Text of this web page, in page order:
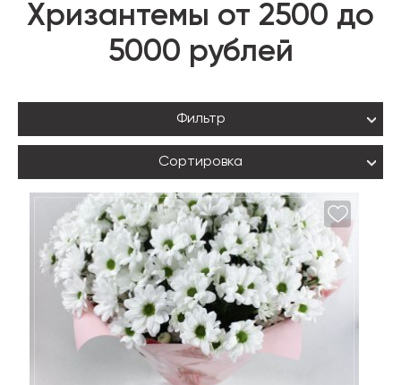
Хризантемы от 2500 до
5000 рублей
Фильтр
Сортировка